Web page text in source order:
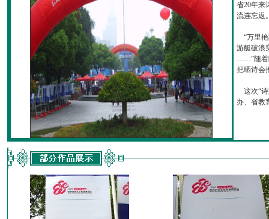
省20年来
流连忘返
“万里艳
游艇破浪
……”随着
把晒诗会
这次“诗
办、省教